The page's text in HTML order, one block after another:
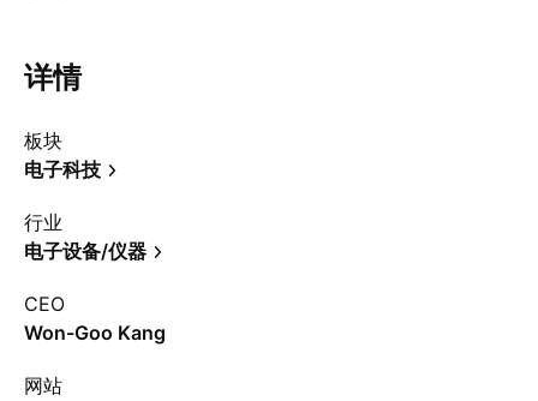
详情
板块
电子科技
行业
电子设备/仪器
CEO
Won-Goo Kang
网站